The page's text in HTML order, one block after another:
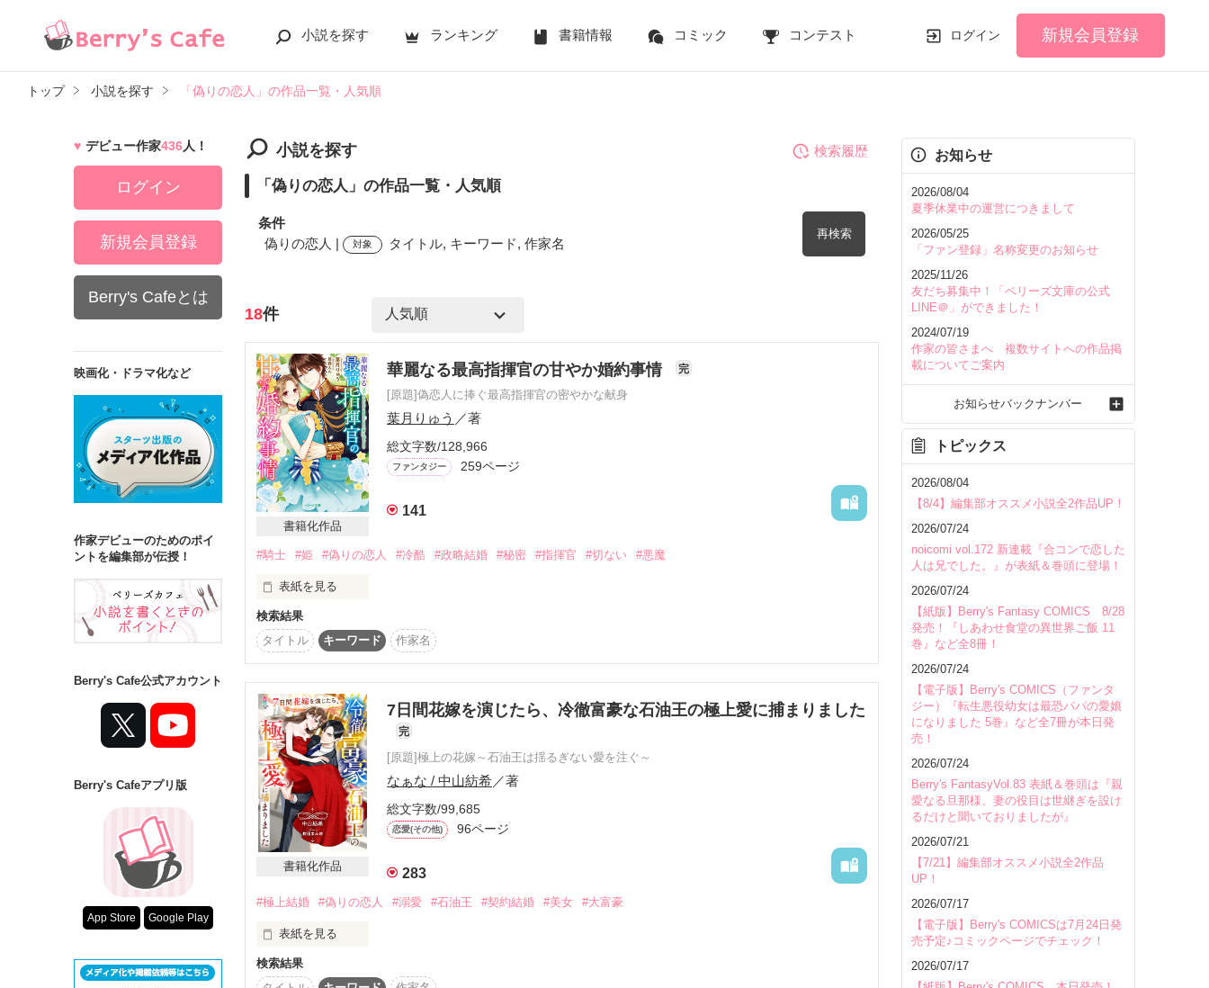
小説を探す ランキング 書籍情報 コミック コンテスト ログイン 新規会員登録
トップ 小説を探す 「偽りの恋人」の作品一覧・人気順
小説を探す
「偽りの恋人」の作品一覧・人気順
条件
偽りの恋人 |
対象 タイトル, キーワード, 作家名
再検索
検索ワード
を含む
詳しく検索
検索対象
タイトル
キーワード
ジャンル 感想
ステータス
作品の長さ
長編
中編
コンテスト
超短編！フェチから始まる溺愛コンテスト
スターツ出版小説投稿サイト合同企画「1話からの長編大賞」ベリーズカフェ会場
動画あり
コミックあり
検索履歴
18件
書籍化作品
華麗なる最高指揮官の甘やか婚約事情 完
[原題]偽恋人に捧ぐ最高指揮官の密やかな献身
葉月りゅう ／著
総文字数/128,966
ファンタジー 259ページ
141
#騎士 #姫 #偽りの恋人 #冷酷 #政略結婚 #秘密 #指揮官 #切ない #悪魔
表紙を見る
【原題・偽恋人に捧ぐ最高指揮官の密やかな献身】
幻の薬を求めてひとり隣国へ向かう。
そこで出会ったのは、
漆黒の軍服に身を包み、圧倒的な存在感を放つ
麗しい男・セイディーレ。
「ここはお前のような小娘が来るところではない。さっさと去れ」
冷たい目をした彼は、国の最高指揮官であり、
人々からは“黒の騎士”と呼ばれていた。
冷酷で、無慈悲で。
愛を知らない男のように思えたが……
検索結果
タイトル
キーワード 作家名
書籍化作品
7日間花嫁を演じたら、冷徹富豪な石油王の極上愛に捕まりました
完
[原題]極上の花嫁～石油王は揺るぎない愛を注ぐ～
なぁな / 中山紡希／著
総文字数/99,685
恋愛(その他) 96ページ
283
#極上結婚 #偽りの恋人 #溺愛 #石油王 #契約結婚 #美女 #大富豪
表紙を見る
揺るぎないあなたからの愛を注がれて
検索結果
デビュー作家436人！
ログイン
新規会員登録
Berry's Cafeとは
映画化・ドラマ化など
作家デビューのためのポイ
ントを編集部が伝授！
Berry's Cafe公式アカウント
Berry's Cafeアプリ版
App Store Google Play
お知らせ
2026/08/04
夏季休業中の運営につきまして
2026/05/25
「ファン登録」名称変更のお知らせ
2025/11/26
友だち募集中！「ベリーズ文庫の公式
LINE＠」ができました！
2024/07/19
作家の皆さまへ 複数サイトへの作品掲
載についてご案内
お知らせバックナンバー
トピックス
2026/08/04
【8/4】編集部オススメ小説全2作品UP！
2026/07/24
noicomi vol.172 新連載『合コンで恋した
人は兄でした。』が表紙＆巻頭に登場！
2026/07/24
【紙版】Berry's Fantasy COMICS 8/28
発売！『しあわせ食堂の異世界ご飯 11
巻』など全8冊！
2026/07/24
【電子版】Berry's COMICS（ファンタ
ジー）『転生悪役幼女は最恐パパの愛娘
になりました 5巻』など全7冊が本日発
売！
2026/07/24
Berry's FantasyVol.83 表紙＆巻頭は『親
愛なる旦那様、妻の役目は世継ぎを設け
るだけと聞いておりましたが』
2026/07/21
【7/21】編集部オススメ小説全2作品
UP！
2026/07/17
【電子版】Berry's COMICSは7月24日発
売予定♪コミックページでチェック！
2026/07/17